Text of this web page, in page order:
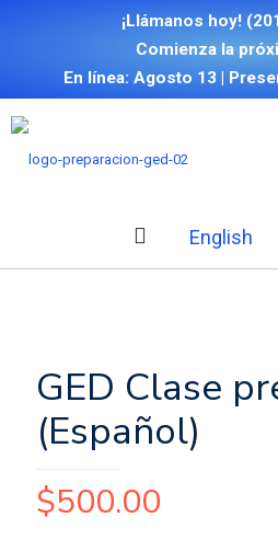
¡Llámanos hoy!
Comienza la
En línea: Agosto 13 |
English
GED Clase
(Español)
$500.00